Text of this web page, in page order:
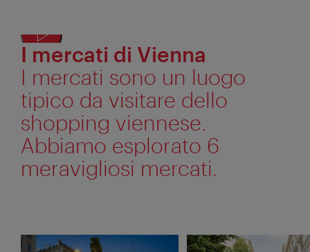
I mercati di Vienna
I mercati sono un luogo
tipico da visitare dello
shopping viennese.
Abbiamo esplorato 6
meravigliosi mercati.